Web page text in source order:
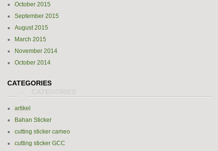
October 2015
September 2015
August 2015
March 2015
November 2014
October 2014
CATEGORIES
artikel
Bahan Sticker
cutting sticker cameo
cutting sticker GCC